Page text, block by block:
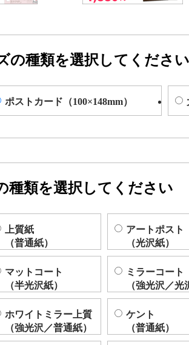
の種類を選択してください
ポストカード（100×148mm）
種類を選択してください
上質紙
（普通紙）
アートポスト
（光沢紙）
マットコート
（半光沢紙）
ミラーコート
（強光沢／光
ホワイトミラー上質
（強光沢／普通紙）
ケント
（普通紙）